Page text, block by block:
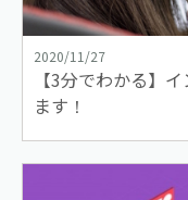
2020/11/27
【3分でわかる】
ます！